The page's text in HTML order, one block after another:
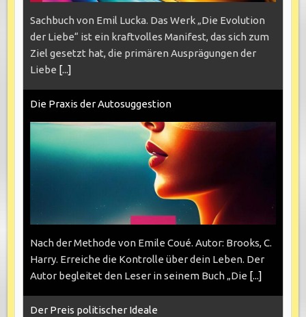
Sachbuch von Emil Lucka. Das Werk „Die Evolution
der Liebe“ ist ein kraftvolles Manifest, das sich zum
Ziel gesetzt hat, die primären Ausprägungen der
Liebe [...]
Die Praxis der Autosuggestion
Nach der Methode von Emile Coué. Autor: Brooks, C.
Harry. Erreiche die Kontrolle über dein Leben. Der
Autor begleitet den Leser in seinem Buch „Die [...]
Der Preis politischer Ideale